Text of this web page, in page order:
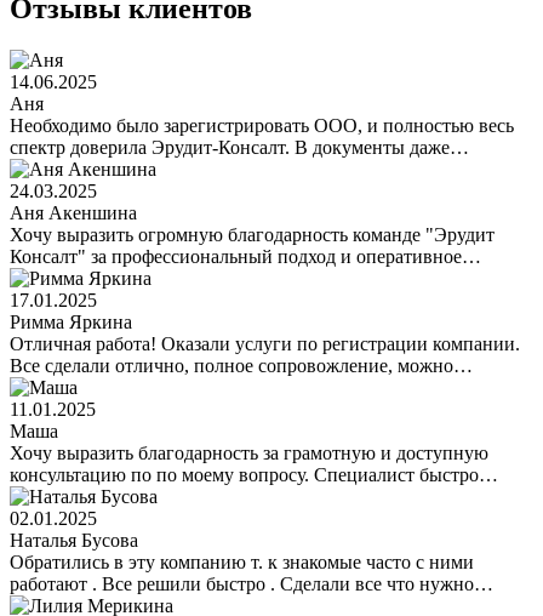
Отзывы клиентов
14.06.2025
Аня
Необходимо было зарегистрировать ООО, и полностью весь
спектр доверила Эрудит-Консалт. В документы даже…
24.03.2025
Аня Акеншина
Хочу выразить огромную благодарность команде "Эрудит
Консалт" за профессиональный подход и оперативное…
17.01.2025
Римма Яркина
Отличная работа! Оказали услуги по регистрации компании.
Все сделали отлично, полное сопровожление, можно…
11.01.2025
Маша
Хочу выразить благодарность за грамотную и доступную
консультацию по по моему вопросу. Специалист быстро…
02.01.2025
Наталья Бусова
Обратились в эту компанию т. к знакомые часто с ними
работают . Все решили быстро . Сделали все что нужно…